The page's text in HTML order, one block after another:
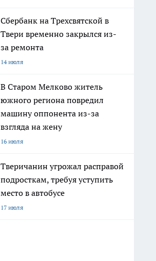
Сбербанк на Трехсвятской в
Твери временно закрылся из-
за ремонта
14 июля
В Старом Мелково житель
южного региона повредил
машину оппонента из-за
взгляда на жену
16 июля
Тверичанин угрожал расправой
подросткам, требуя уступить
место в автобусе
17 июля